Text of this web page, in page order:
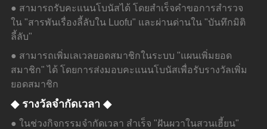
● สามารถรับคะแนนโบนัสได้ โดยสำเร็จคำขอการสำรวจ
ใน "สารพันเรื่องลี้ลับใน Luofu" และผ่านด่านใน "บันทึกมิติ
ลี้ลับ"
● สามารถเพิ่มเลเวลยอดสมาชิกในระบบ "แผนเพิ่มยอด
สมาชิก" ได้ โดยการส่งมอบคะแนนโบนัสเพื่อรับรางวัลเพิ่ม
ยอดสมาชิก
◆ รางวัลจำกัดเวลา ◆
● ในช่วงกิจกรรมจำกัดเวลา สำเร็จ "ฝันผวาในสวนเฮี้ยน"